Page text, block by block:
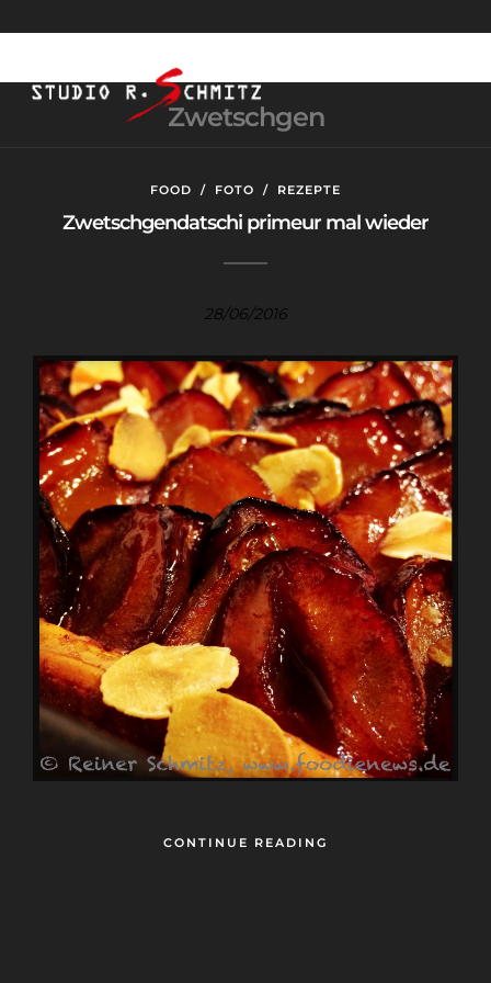
Zwetschgen
FOOD / FOTO / REZEPTE
Zwetschgendatschi primeur mal wieder
28/06/2016
CONTINUE READING